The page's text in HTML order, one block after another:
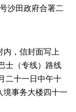
沙田政府合署二
内，信封面写上
士（专线）路线
二十一日中午十
事务大楼四十一